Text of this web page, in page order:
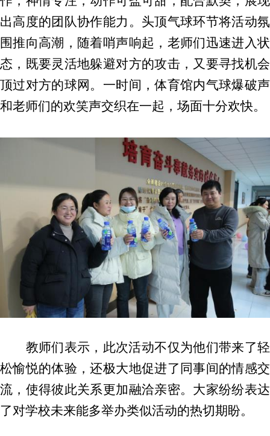
出高度的团队协作能力。头顶气球环节将活动氛
围推向高潮，随着哨声响起，老师们迅速进入状
态，既要灵活地躲避对方的攻击，又要寻找机会
顶过对方的球网。一时间，体育馆内气球爆破声
和老师们的欢笑声交织在一起，场面十分欢快。
教师们表示，此次活动不仅为他们带来了轻
松愉悦的体验，还极大地促进了同事间的情感交
流，使得彼此关系更加融洽亲密。大家纷纷表达
了对学校未来能多举办类似活动的热切期盼。